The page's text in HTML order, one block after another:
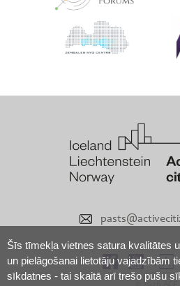
Šīs tīmekļa vietnes satura kvalitātes
un pielāgošanai lietotāju vajadzībām
sīkdatnes - tai skaitā arī trešo pušu